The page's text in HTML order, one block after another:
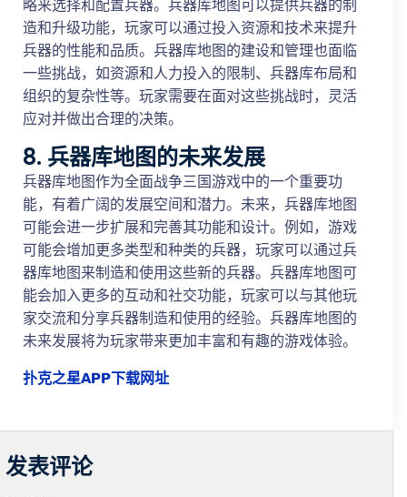
略来选择和配置兵器。兵器库地图可以提供兵器的制
造和升级功能，玩家可以通过投入资源和技术来提升
兵器的性能和品质。兵器库地图的建设和管理也面临
一些挑战，如资源和人力投入的限制、兵器库布局和
组织的复杂性等。玩家需要在面对这些挑战时，灵活
应对并做出合理的决策。
8. 兵器库地图的未来发展
兵器库地图作为全面战争三国游戏中的一个重要功
能，有着广阔的发展空间和潜力。未来，兵器库地图
可能会进一步扩展和完善其功能和设计。例如，游戏
可能会增加更多类型和种类的兵器，玩家可以通过兵
器库地图来制造和使用这些新的兵器。兵器库地图可
能会加入更多的互动和社交功能，玩家可以与其他玩
家交流和分享兵器制造和使用的经验。兵器库地图的
未来发展将为玩家带来更加丰富和有趣的游戏体验。
扑克之星APP下载网址
发表评论